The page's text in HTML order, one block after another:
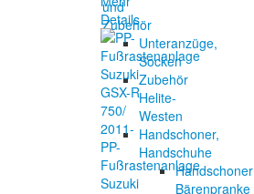
und
Zubehör
Unteranzüge,
Socken
Zubehör
Helite-
Westen
Handschoner,
Handschuhe
Handschoner
Bärenpranke
Details
PP-
Fußrastenanlage
Suzuki